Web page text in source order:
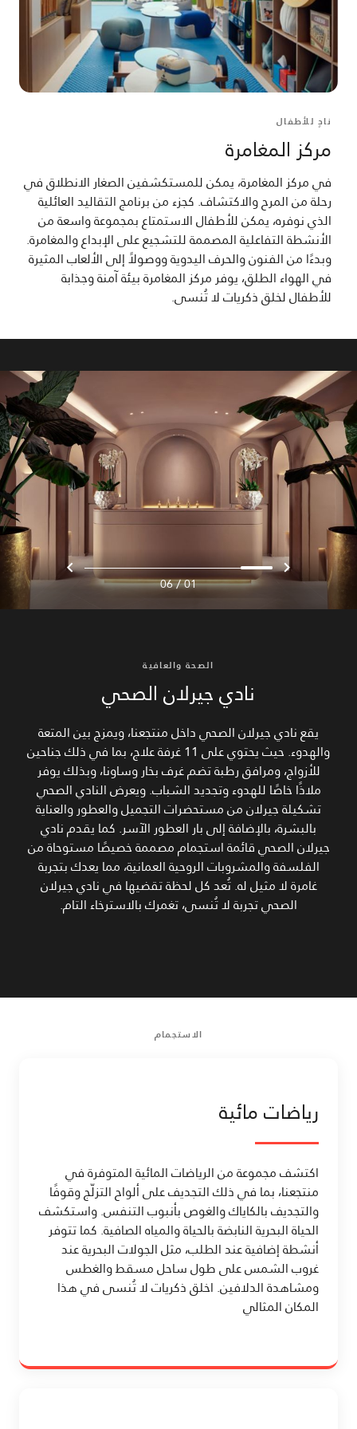
نادٍ للأطفال
مركز المغامرة
في مركز المغامرة، يمكن للمستكشفين الصغار الانطلاق في
رحلة من المرح والاكتشاف. كجزء من برنامج التقاليد العائلية
الذي نوفره، يمكن للأطفال الاستمتاع بمجموعة واسعة من
الأنشطة التفاعلية المصممة للتشجيع على الإبداع والمغامرة.
وبدءًا من الفنون والحرف اليدوية ووصولاً إلى الألعاب المثيرة
في الهواء الطلق، يوفر مركز المغامرة بيئة آمنة وجذابة
للأطفال لخلق ذكريات لا تُنسى.
الصحة والعافية
نادي جيرلان الصحي
يقع نادي جيرلان الصحي داخل منتجعنا، ويمزج بين المتعة
والهدوء. حيث يحتوي على 11 غرفة علاج، بما في ذلك جناحين
للأزواج، ومرافق رطبة تضم غرف بخار وساونا، وبذلك يوفر
ملاذًا خاصًا للهدوء وتجديد الشباب. ويعرض النادي الصحي
تشكيلة جيرلان من مستحضرات التجميل والعطور والعناية
بالبشرة، بالإضافة إلى بار العطور الآسر. كما يقدم نادي
جيرلان الصحي قائمة استجمام مصممة خصيصًا مستوحاة من
الفلسفة والمشروبات الروحية العمانية، مما يعدك بتجربة
غامرة لا مثيل له. تُعد كل لحظة تقضيها في نادي جيرلان
الصحي تجربة لا تُنسى، تغمرك بالاسترخاء التام.
01
/
06
الاستجمام
رياضات مائية
اكتشف مجموعة من الرياضات المائية المتوفرة في
منتجعنا، بما في ذلك التجديف على ألواح التزلّج وقوفًا
والتجديف بالكاياك والغوص بأنبوب التنفس. واستكشف
الحياة البحرية النابضة بالحياة والمياه الصافية. كما تتوفر
أنشطة إضافية عند الطلب، مثل الجولات البحرية عند
غروب الشمس على طول ساحل مسقط والغطس
ومشاهدة الدلافين. اخلق ذكريات لا تُنسى في هذا
المكان المثالي